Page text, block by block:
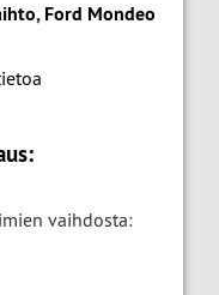
,Ford Mondeo
vaihdosta: